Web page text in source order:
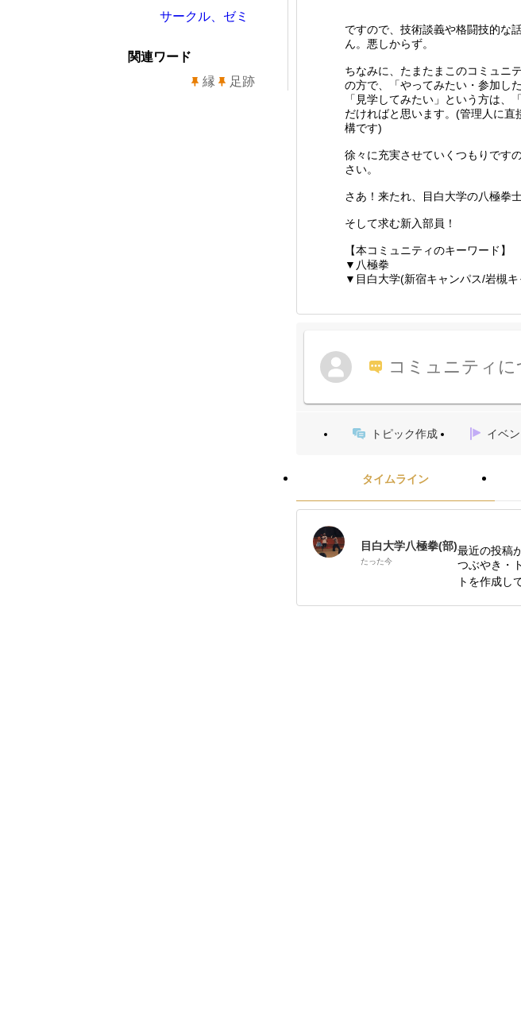
ですので、技術談義や格闘技的な
ん。悪しからず。
ちなみに、たまたまこのコミュニ
の方で、「やってみたい・参加し
「見学してみたい」という方は、
だければと思います。(管理人に
構です)
徐々に充実させていくつもりです
さい。
さあ！来たれ、目白大学の八極拳
そして求む新入部員！
【本コミュニティのキーワード】
▼八極拳
▼目白大学(新宿キャンパス/岩槻キ
コミュニティ
トピック作成 イベ
タイムライン
目白大学八極拳(部)
たった今
最近の投稿
つぶやき・
トを作成し
サークル、ゼミ
関連ワード
縁
足跡